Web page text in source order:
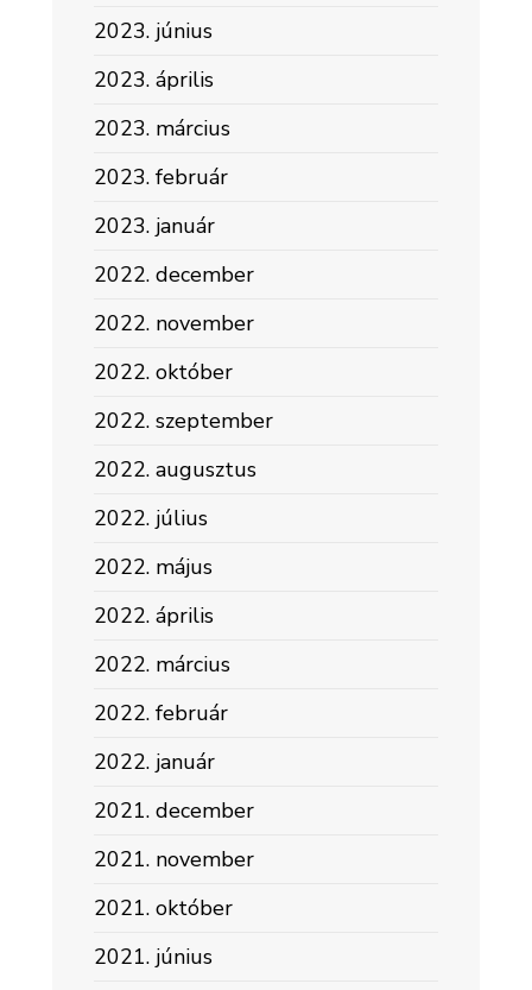
2023. június
2023. április
2023. március
2023. február
2023. január
2022. december
2022. november
2022. október
2022. szeptember
2022. augusztus
2022. július
2022. május
2022. április
2022. március
2022. február
2022. január
2021. december
2021. november
2021. október
2021. június